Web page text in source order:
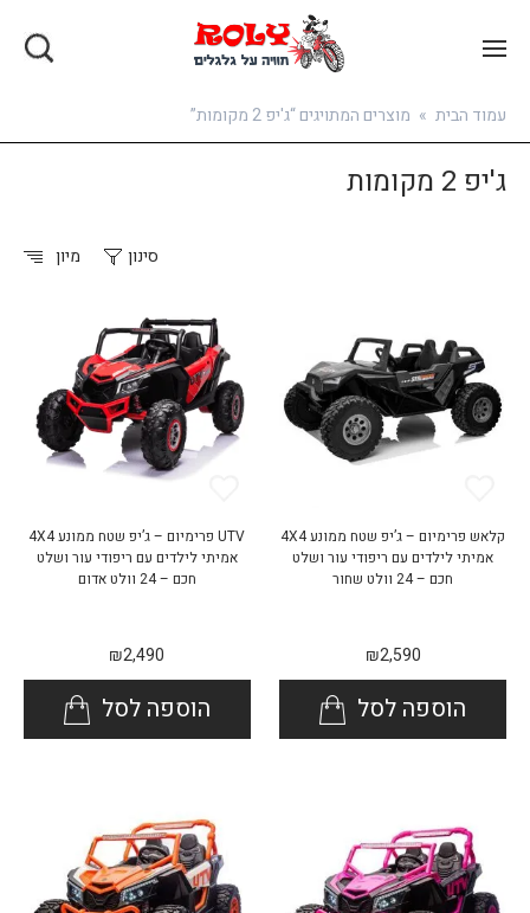
בואו להירשם
עמוד הבית » מוצרים המתויגים “ג'יפ 2 מקומות”
ג'יפ 2 מקומות
מיון סינון
קלאש פרימיום – ג’יפ שטח ממונע 4X4
אמיתי לילדים עם ריפודי עור ושלט
חכם – 24 וולט שחור
₪2,590
הוספה לסל
UTV פרימיום – ג’יפ שטח ממונע 4X4
אמיתי לילדים עם ריפודי עור ושלט
חכם – 24 וולט אדום
₪2,490
הוספה לסל